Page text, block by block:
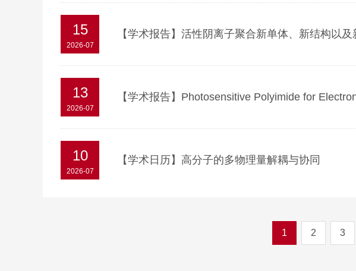
15
2026-07
【学术报告】活性阴离子聚合新单体、新结构以
13
2026-07
【学术报告】Photosensitive Polyimide for
10
2026-07
【学术日历】高分子的多物理量解耦与协同
1 2 3